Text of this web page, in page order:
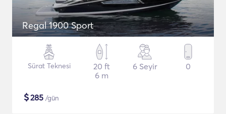
Regal 1900 Sport
Sürat Teknesi
20 ft
6 m
6 Seyir 0
$285 /gün